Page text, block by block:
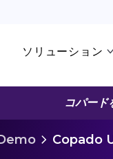
ソリューション
コパード
Copado